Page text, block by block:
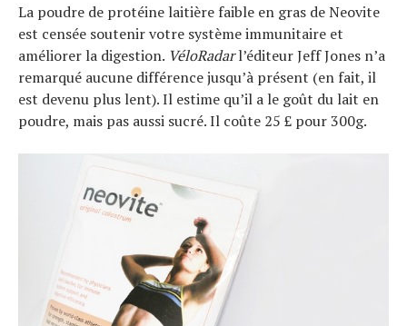
La poudre de protéine laitière faible en gras de Neovite
est censée soutenir votre système immunitaire et
améliorer la digestion. VéloRadarl’éditeur Jeff Jones n’a
remarqué aucune différence jusqu’à présent (en fait, il
est devenu plus lent). Il estime qu’il a le goût du lait en
poudre, mais pas aussi sucré. Il coûte 25 £ pour 300g.